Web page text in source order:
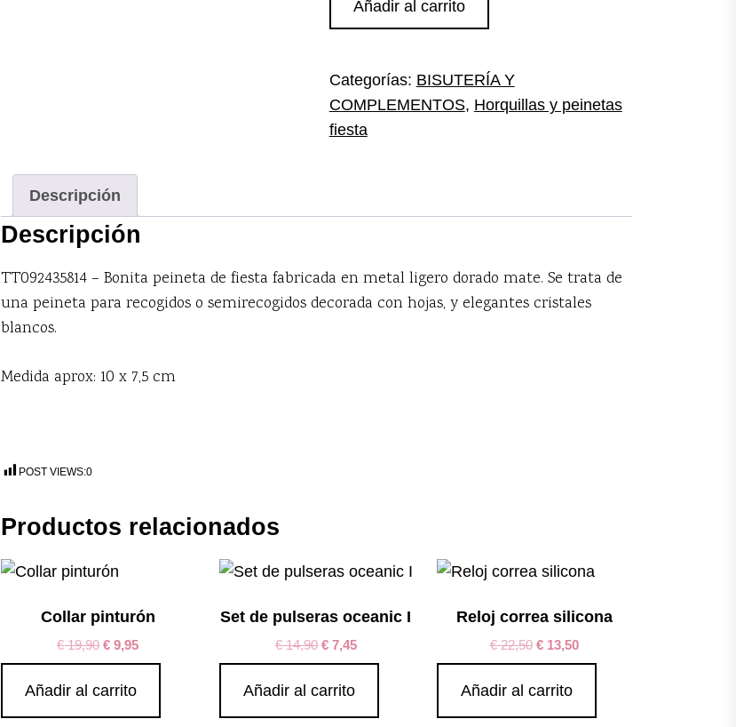
dorada
cristal
cantidad
Añadir al carrito
Categorías: BISUTERÍA Y
COMPLEMENTOS, Horquillas y peinetas
fiesta
Descripción
Descripción
TT092435814 – Bonita peineta de fiesta fabricada en metal ligero dorado mate. Se trata de
una peineta para recogidos o semirecogidos decorada con hojas, y elegantes cristales
blancos.
Medida aprox: 10 x 7,5 cm
POST VIEWS:0
Productos relacionados
Collar pinturón
€19,90 € 9,95
Añadir al carrito
Set de pulseras oceanic I
€14,90 €7,45
Añadir al carrito
Reloj correa silicona
€22,50 €13,50
Añadir al carrito